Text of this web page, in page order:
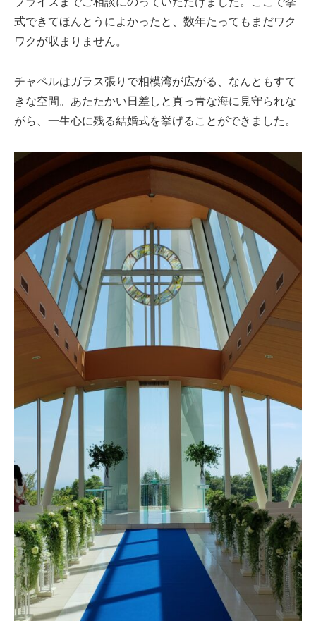
式できてほんとうによかったと、数年たってもまだワク
ワクが収まりません。
チャペルはガラス張りで相模湾が広がる、なんともすて
きな空間。あたたかい日差しと真っ青な海に見守られな
がら、一生心に残る結婚式を挙げることができました。